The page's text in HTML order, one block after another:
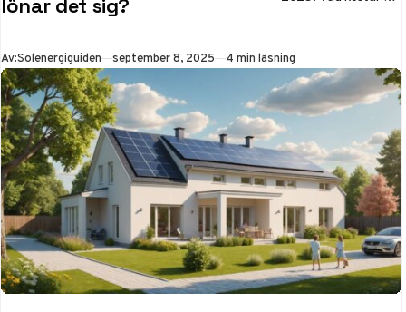
lönar det sig?
när blir
investeringen
lönsam? Få alla
fakta och expertråd
här.
Av:Solenergiguiden Publicerad
september 8, 2025 4 min läsning